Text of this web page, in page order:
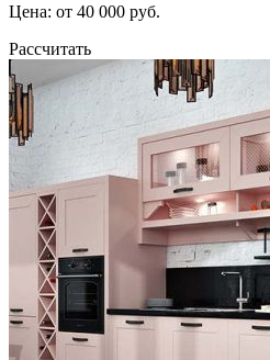
Цена: от 40 000 руб.
Рассчитать